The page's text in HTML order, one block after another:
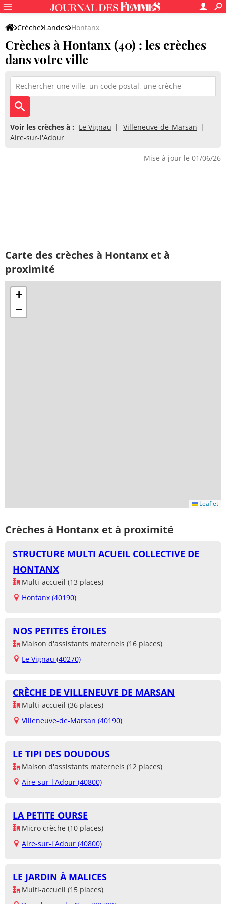
Crèche Landes Hontanx
Crèches à Hontanx (40) : les crèches
dans votre ville
Voir les crèches à : Le Vignau
Villeneuve-de-Marsan
Aire-sur-l'Adour
Mise à jour le 01/06/26
Carte des crèches à Hontanx et à
proximité
+
−
Leaflet
Crèches à Hontanx et à proximité
STRUCTURE MULTI ACUEIL COLLECTIVE DE
HONTANX
Multi-accueil (13 places)
Hontanx (40190)
NOS PETITES ÉTOILES
Maison d'assistants maternels (16 places)
Le Vignau (40270)
CRÈCHE DE VILLENEUVE DE MARSAN
Multi-accueil (36 places)
Villeneuve-de-Marsan (40190)
LE TIPI DES DOUDOUS
Maison d'assistants maternels (12 places)
Aire-sur-l'Adour (40800)
LA PETITE OURSE
Micro crèche (10 places)
Aire-sur-l'Adour (40800)
LE JARDIN À MALICES
Multi-accueil (15 places)